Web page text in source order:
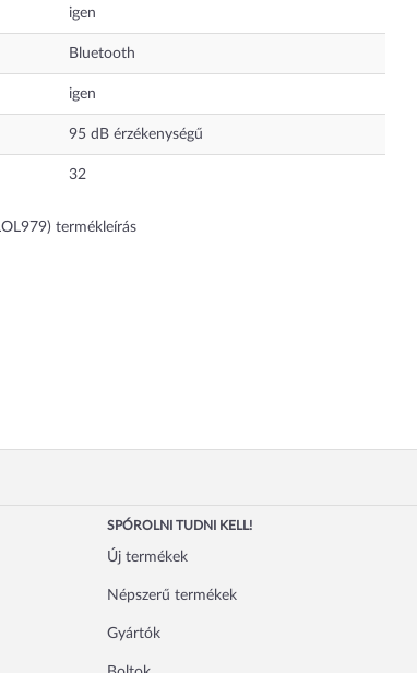
igen
Bluetooth
igen
95 dB érzékenységű
32
termékleírás
SPÓROLNI TUDNI KELL!
Új termékek
Népszerű termékek
Gyártók